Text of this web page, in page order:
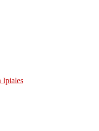
Ipiales